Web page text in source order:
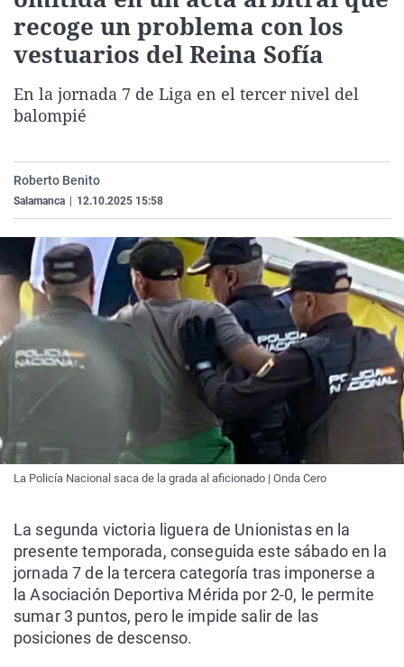
La rosa de los vientos
Gente viajera
Retornados
Extremadura
Galicia
Televisión
recoge un problema con los
vestuarios del Reina Sofía
En la jornada 7 de Liga en el tercer nivel del
balompié
Roberto Benito
Salamanca 12.10.2025 15:58
La Policía Nacional saca de la grada al aficionado | Onda Cero
La segunda victoria liguera de Unionistas en la
presente temporada, conseguida este sábado en la
jornada 7 de la tercera categoría tras imponerse a
la Asociación Deportiva Mérida por 2-0, le permite
sumar 3 puntos, pero le impide salir de las
posiciones de descenso.